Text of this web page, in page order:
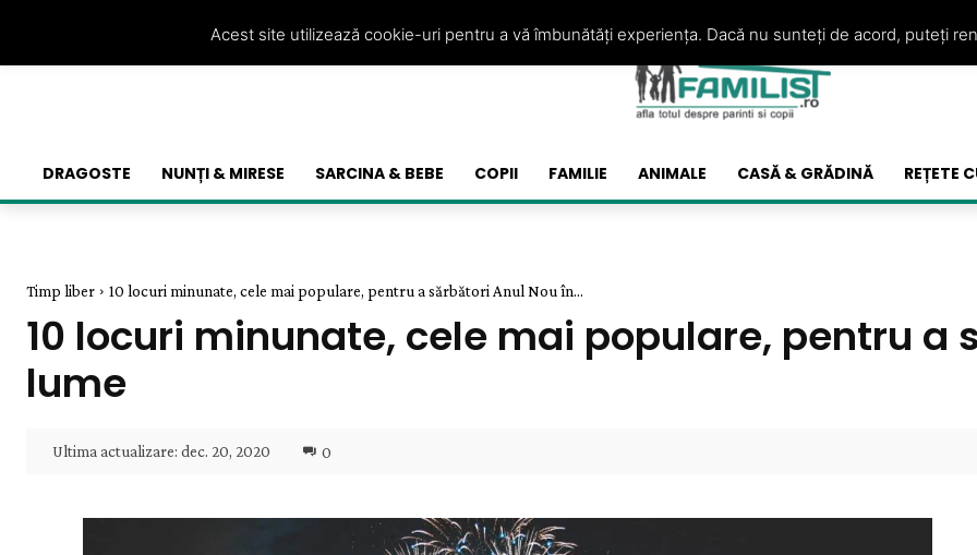
DRAGOSTE NUNȚI & MIRESE SARCINA & BEBE COPII FAMILIE ANIMALE CASĂ & GRĂDINĂ REȚETE
Timp liber 10 locuri minunate, cele mai populare, pentru a sărbători Anul Nou în...
10 locuri minunate, cele mai populare, pentru a
lume
Ultima actualizare: dec. 20, 2020 0
Acest site utilizează cookie-uri pentru a vă îmbunătăți experiența. Dacă nu sunteți de acord, puteți